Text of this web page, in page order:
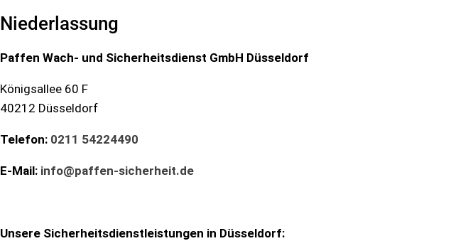
Niederlassung
Paffen Wach- und Sicherheitsdienst GmbH Düsseldorf
Königsallee 60 F
40212 Düsseldorf
Telefon: 0211 54224490
E-Mail: info@paffen-sicherheit.de
Unsere Sicherheitsdienstleistungen in Düsseldorf: